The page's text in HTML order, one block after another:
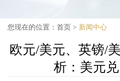
您现在的位置： 首页 > 新闻中心
欧元/美元、英镑/
析：美元